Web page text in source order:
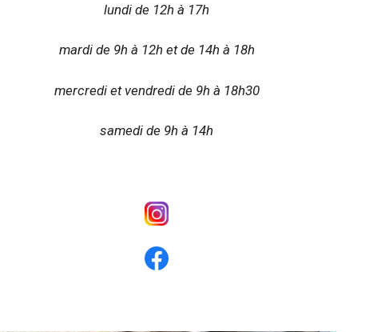
lundi de 12h à 17h
mardi de 9h à 12h et de 14h à 18h
mercredi et vendredi de 9h à 18h30
samedi de 9h à 14h